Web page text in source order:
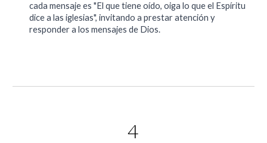
cada mensaje es "El que tiene oído, oiga lo que el Espíritu
dice a las iglesias", invitando a prestar atención y
responder a los mensajes de Dios.
4